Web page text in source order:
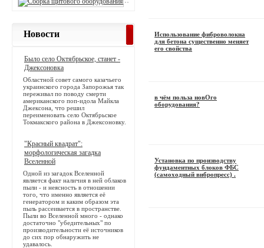
Использование фиброволокна
для бетона существенно меняет
его свойства
в чём польза новОго
оборудования?
Установка по производству
фундаментных блоков ФБС
(самоходный вибропресс) .
Новости
Было село Октябрьское, станет -
Джексоновка
Областной совет самого казачьего
украинского города Запорожья так
переживал по поводу смерти
американского поп-идола Майкла
Джексона, что решил
переименовать село Октябрьское
Токмакского района в Джексоновку.
"Красный квадрат":
морфологическая загадка
Вселенной
Одной из загадок Вселенной
является факт наличия в ней облаков
пыли - и неясность в отношении
того, что именно является её
генератором и каким образом эта
пыль рассеивается в пространстве.
Пыли во Вселенной много - однако
достаточно "убедительных" по
производительности её источников
до сих пор обнаружить не
удавалось.